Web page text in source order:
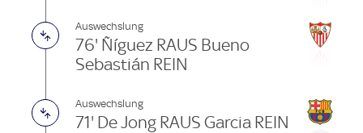
Auswechslung
76' Ñíguez RAUS Bueno
Sebastián REIN
Auswechslung
71' De Jong RAUS Garcia REIN